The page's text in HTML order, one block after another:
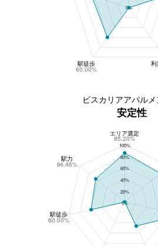
0%
駅徒歩
60.00%
ビスカリアアパル
安定性
100%
80%
60%
40%
20%
0%
エリア選定
85.20%
駅力
64.46%
駅徒歩
60.00%